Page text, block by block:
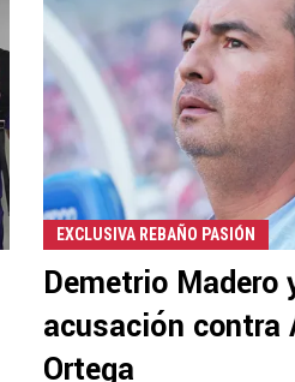
EXCLUSIVA REBAÑO PASIÓN
Demetrio Madero
acusación contra
Ortega